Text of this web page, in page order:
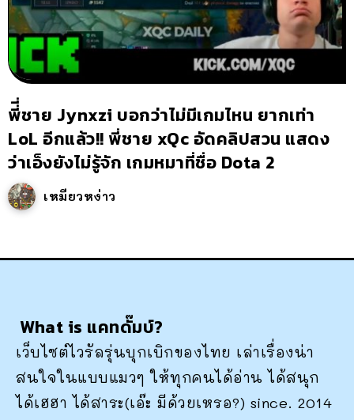
พี่ี่ชาย Jynxzi บอกว่าไม่มีเกมไหน ยากเท่า
LoL อีกแล้ว!! พี่ชาย xQc อัดคลิปสวน แสดง
ว่าเอ็งยังไม่รู้จัก เกมหมาที่ชื่อ Dota 2
เหมียวหง่าว
What is แคทดั๊มบ์?
เว็บไซต์ไวรัลรุ่นบุกเบิกของไทย เล่าเรื่องน่า
สนใจในแบบแมวๆ ให้ทุกคนได้อ่าน ได้สนุก
ได้เฮฮา ได้สาระ(เอ๊ะ มีด้วยเหรอ?) since. 2014